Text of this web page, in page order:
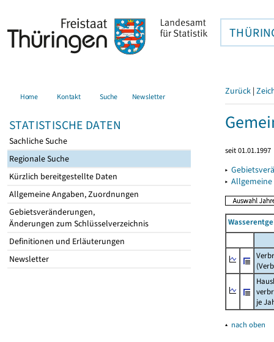
Home Kontakt Suche Newsletter
STATISTISCHE DATEN
Sachliche Suche
Regionale Suche
Kürzlich bereitgestellte Daten
Allgemeine Angaben, Zuordnungen
Gebietsveränderungen,
Änderungen zum Schlüsselverzeichnis
Definitionen und Erläuterungen
Newsletter
Zurück |
seit 01.01.1997
▸
▸
je
▴ nach oben